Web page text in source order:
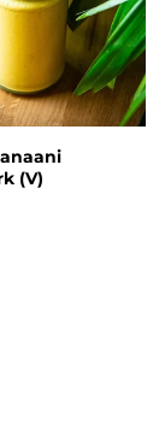
(V)